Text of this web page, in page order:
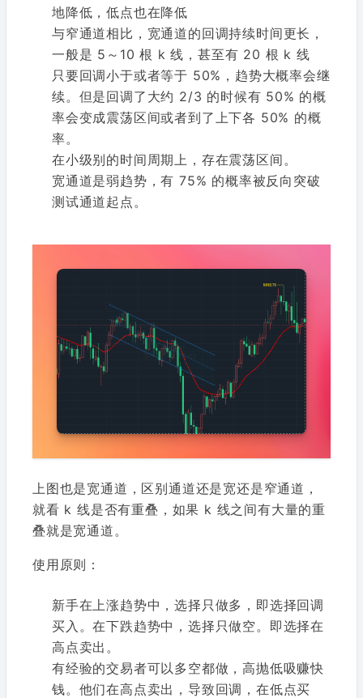
地降低，低点也在降低
与窄通道相比，宽通道的回调持续时间更长，
一般是 5～10 根 k 线，甚至有 20 根 k 线
只要回调小于或者等于 50%，趋势大概率会继
续。但是回调了大约 2/3 的时候有 50% 的概
率会变成震荡区间或者到了上下各 50% 的概
率。
在小级别的时间周期上，存在震荡区间。
宽通道是弱趋势，有 75% 的概率被反向突破
测试通道起点。
上图也是宽通道，区别通道还是宽还是窄通道，
就看 k 线是否有重叠，如果 k 线之间有大量的重
叠就是宽通道。
使用原则：
新手在上涨趋势中，选择只做多，即选择回调
买入。在下跌趋势中，选择只做空。即选择在
高点卖出。
有经验的交易者可以多空都做，高抛低吸赚快
钱。他们在高点卖出，导致回调，在低点买